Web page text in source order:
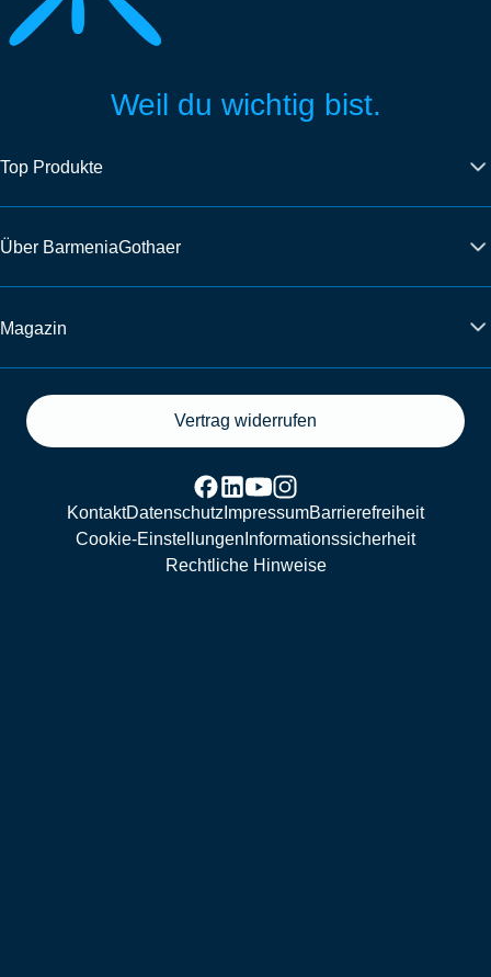
Weil du wichtig bist.
Top Produkte
Über BarmeniaGothaer
Magazin
Vertrag widerrufen
KontaktDatenschutz ImpressumBarrierefreiheit
Cookie-Einstellungen Informationssicherheit
Rechtliche Hinweise